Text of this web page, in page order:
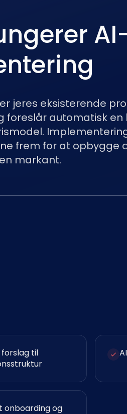
jeres eksisterende
foreslår automatisk en
frem for at opbygge
markant.
til
onboarding og